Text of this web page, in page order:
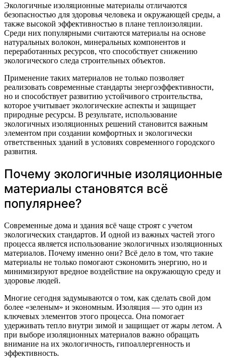
Экологичные изоляционные материалы отличаются
безопасностью для здоровья человека и окружающей среды, а
также высокой эффективностью в плане теплоизоляции.
Среди них популярными считаются материалы на основе
натуральных волокон, минеральных компонентов и
переработанных ресурсов, что способствует снижению
экологического следа строительных объектов.
Применение таких материалов не только позволяет
реализовать современные стандарты энергоэффективности,
но и способствует развитию устойчивого строительства,
которое учитывает экологические аспекты и защищает
природные ресурсы. В результате, использование
экологичных изоляционных решений становится важным
элементом при создании комфортных и экологически
ответственных зданий в условиях современного городского
развития.
Почему экологичные изоляционные
материалы становятся всё
популярнее?
Современные дома и здания всё чаще строят с учетом
экологических стандартов. И одной из важных частей этого
процесса является использование экологичных изоляционных
материалов. Почему именно они? Всё дело в том, что такие
материалы не только помогают сэкономить энергию, но и
минимизируют вредное воздействие на окружающую среду и
здоровье людей.
Многие сегодня задумываются о том, как сделать свой дом
более «зеленым» и экономным. Изоляция — это один из
ключевых элементов этого процесса. Она помогает
удерживать тепло внутри зимой и защищает от жары летом. А
при выборе изоляционных материалов важно обращать
внимание на их экологичность, гипоаллергенность и
эффективность.